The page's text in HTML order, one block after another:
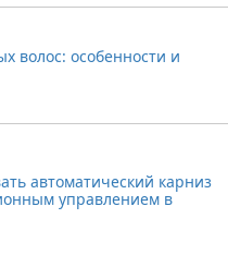
волос: особенности и
автоматический карниз
управлением в